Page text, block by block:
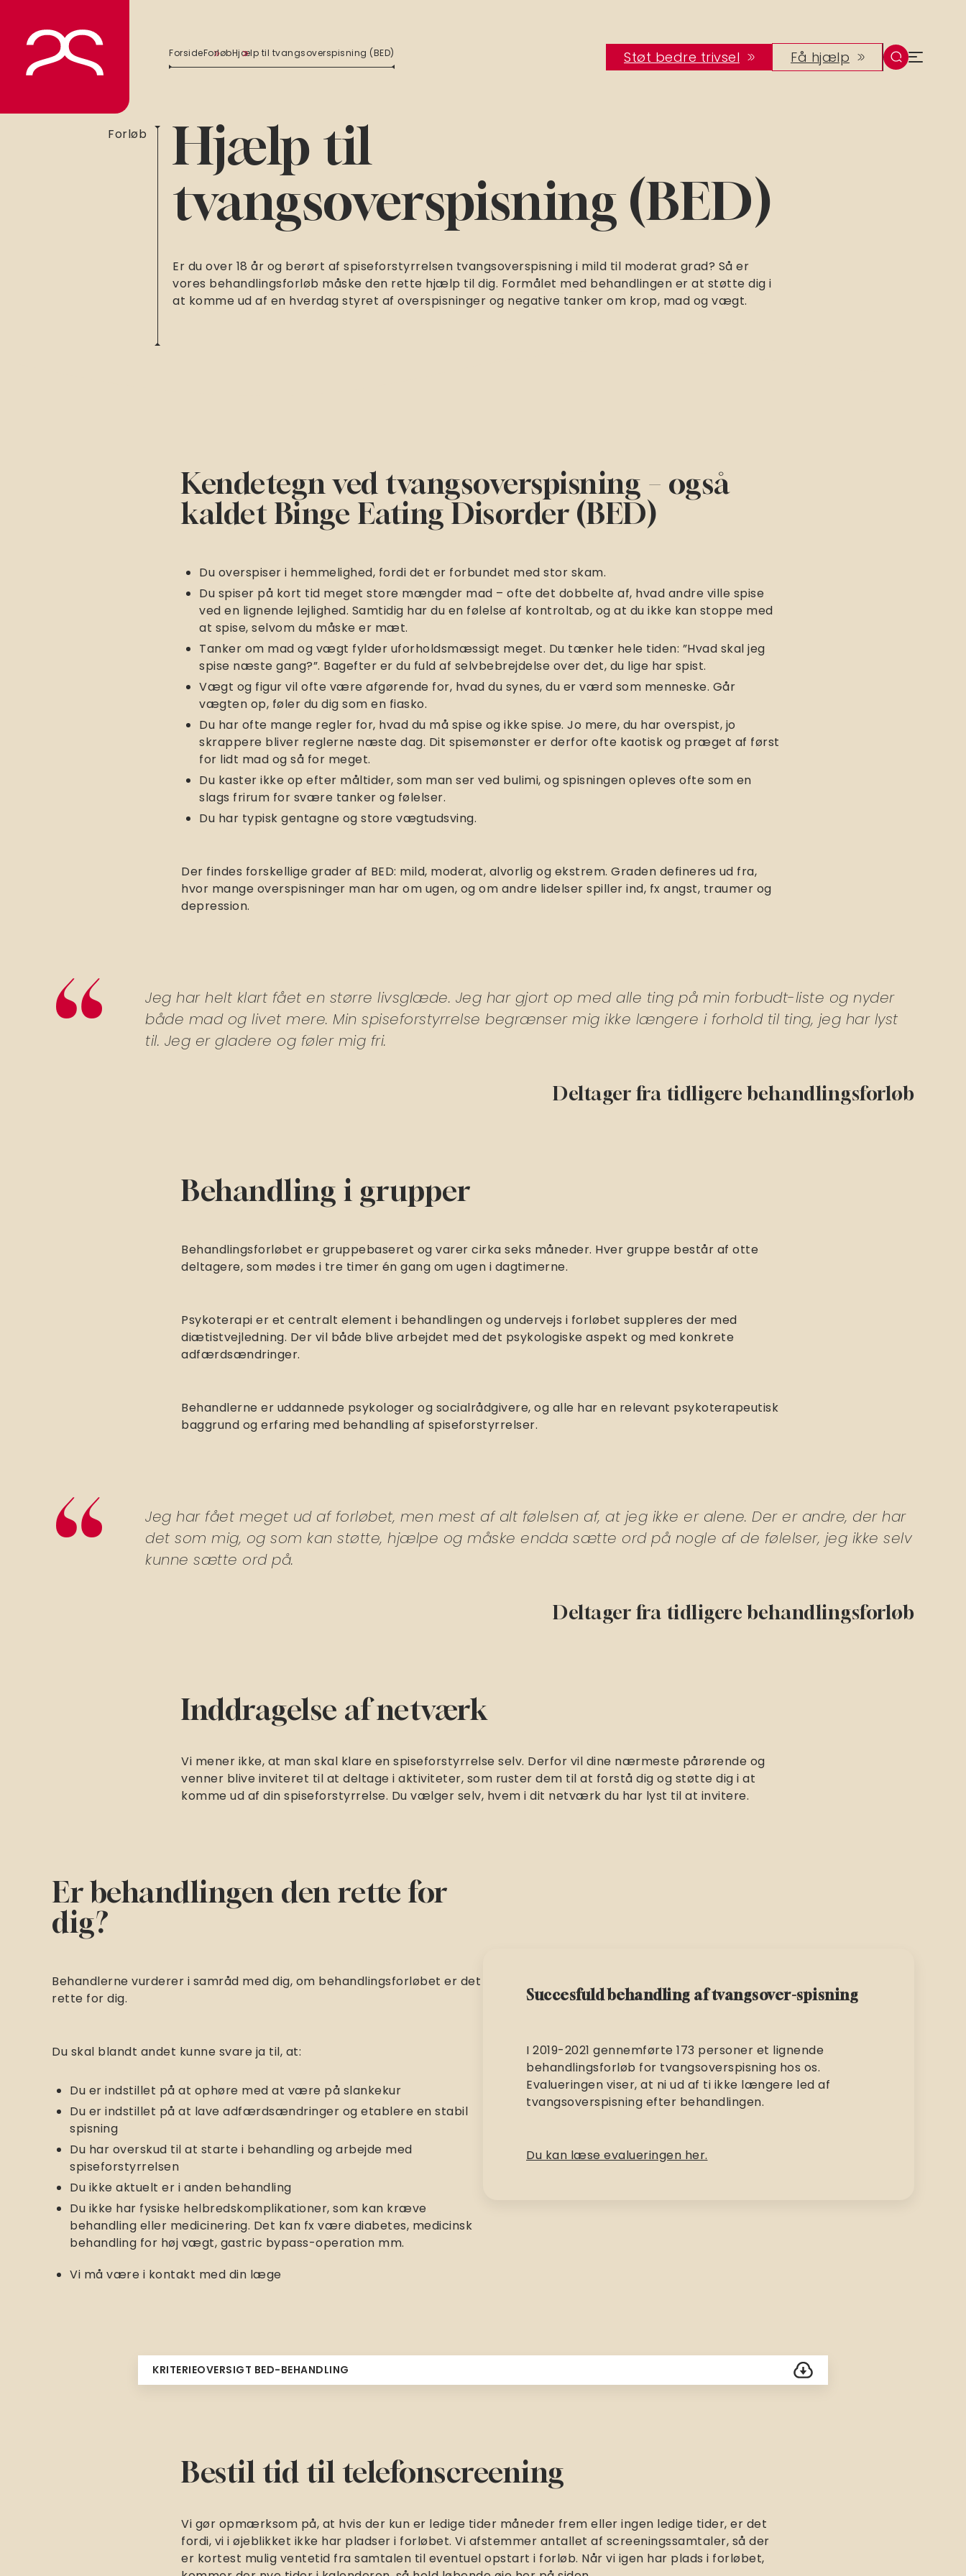
indhold
ForsideForløbHjælp til tvangsoverspisning (BED) Støt bedre trivsel Få hjælp
Hjælp til
tvangsoverspisning (BED)
Er du over 18 år og berørt af spiseforstyrrelsen tvangsoverspisning i mild til moderat grad? Så er
vores behandlingsforløb måske den rette hjælp til dig. Formålet med behandlingen er at støtte dig i
at komme ud af en hverdag styret af overspisninger og negative tanker om krop, mad og vægt.
Forløb
Kendetegn ved tvangsoverspisning – også
kaldet Binge Eating Disorder (BED)
Du overspiser i hemmelighed, fordi det er forbundet med stor skam.
Du spiser på kort tid meget store mængder mad – ofte det dobbelte af, hvad andre ville spise
ved en lignende lejlighed. Samtidig har du en følelse af kontroltab, og at du ikke kan stoppe med
at spise, selvom du måske er mæt.
Tanker om mad og vægt fylder uforholdsmæssigt meget. Du tænker hele tiden: ”Hvad skal jeg
spise næste gang?”. Bagefter er du fuld af selvbebrejdelse over det, du lige har spist.
Vægt og figur vil ofte være afgørende for, hvad du synes, du er værd som menneske. Går
vægten op, føler du dig som en fiasko.
Du har ofte mange regler for, hvad du må spise og ikke spise. Jo mere, du har overspist, jo
skrappere bliver reglerne næste dag. Dit spisemønster er derfor ofte kaotisk og præget af først
for lidt mad og så for meget.
Du kaster ikke op efter måltider, som man ser ved bulimi, og spisningen opleves ofte som en
slags frirum for svære tanker og følelser.
Du har typisk gentagne og store vægtudsving.
Der findes forskellige grader af BED: mild, moderat, alvorlig og ekstrem. Graden defineres ud fra,
hvor mange overspisninger man har om ugen, og om andre lidelser spiller ind, fx angst, traumer og
depression.
Jeg har helt klart fået en større livsglæde. Jeg har gjort op med alle ting på min forbudt-liste og nyder
både mad og livet mere. Min spiseforstyrrelse begrænser mig ikke længere i forhold til ting, jeg har lyst
til. Jeg er gladere og føler mig fri.
Deltager fra tidligere behandlingsforløb
Behandling i grupper
Behandlingsforløbet er gruppebaseret og varer cirka seks måneder. Hver gruppe består af otte
deltagere, som mødes i tre timer én gang om ugen i dagtimerne.
Psykoterapi er et centralt element i behandlingen og undervejs i forløbet suppleres der med
diætistvejledning. Der vil både blive arbejdet med det psykologiske aspekt og med konkrete
adfærdsændringer.
Behandlerne er uddannede psykologer og socialrådgivere, og alle har en relevant psykoterapeutisk
baggrund og erfaring med behandling af spiseforstyrrelser.
Jeg har fået meget ud af forløbet, men mest af alt følelsen af, at jeg ikke er alene. Der er andre, der har
det som mig, og som kan støtte, hjælpe og måske endda sætte ord på nogle af de følelser, jeg ikke selv
kunne sætte ord på.
Deltager fra tidligere behandlingsforløb
Inddragelse af netværk
Vi mener ikke, at man skal klare en spiseforstyrrelse selv. Derfor vil dine nærmeste pårørende og
venner blive inviteret til at deltage i aktiviteter, som ruster dem til at forstå dig og støtte dig i at
komme ud af din spiseforstyrrelse. Du vælger selv, hvem i dit netværk du har lyst til at invitere.
Er behandlingen den rette for
dig?
Behandlerne vurderer i samråd med dig, om behandlingsforløbet er det
rette for dig.
Du skal blandt andet kunne svare ja til, at:
Du er indstillet på at ophøre med at være på slankekur
Du er indstillet på at lave adfærdsændringer og etablere en stabil
spisning
Du har overskud til at starte i behandling og arbejde med
spiseforstyrrelsen
Du ikke aktuelt er i anden behandling
Du ikke har fysiske helbredskomplikationer, som kan kræve
behandling eller medicinering. Det kan fx være diabetes, medicinsk
behandling for høj vægt, gastric bypass-operation mm.
Vi må være i kontakt med din læge
Succesfuld behandling af tvangsover-spisning
I 2019-2021 gennemførte 173 personer et lignende
behandlingsforløb for tvangsoverspisning hos os.
Evalueringen viser, at ni ud af ti ikke længere led af
tvangsoverspisning efter behandlingen.
Du kan læse evalueringen her.
KRITERIEOVERSIGT BED-BEHANDLING Download
Bestil tid til telefonscreening
Vi gør opmærksom på, at hvis der kun er ledige tider måneder frem eller ingen ledige tider, er det
fordi, vi i øjeblikket ikke har pladser i forløbet. Vi afstemmer antallet af screeningssamtaler, så der
er kortest mulig ventetid fra samtalen til eventuel opstart i forløb. Når vi igen har plads i forløbet,